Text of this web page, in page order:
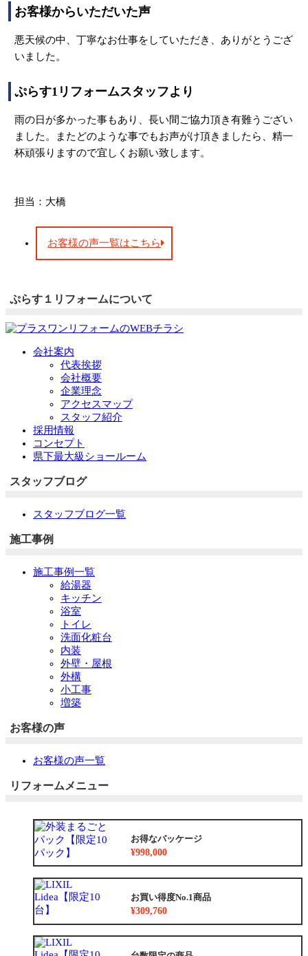
お客様からいただいた声
悪天候の中、丁寧なお仕事をしていただき、ありがとうござ
いました。
ぷらす1リフォームスタッフより
雨の日が多かった事もあり、長い間ご協力頂き有難うござい
ました。またどのような事でもお声がけ頂きましたら、精一
杯頑張りますので宜しくお願い致します。
担当：大橋
お客様の声一覧はこちら
ぷらす１リフォームについて
会社案内
代表挨拶
会社概要
企業理念
アクセスマップ
スタッフ紹介
採用情報
コンセプト
県下最大級ショールーム
スタッフブログ
スタッフブログ一覧
施工事例
施工事例一覧
給湯器
キッチン
浴室
トイレ
洗面化粧台
内装
外壁・屋根
外構
小工事
増築
お客様の声
お客様の声一覧
リフォームメニュー
お得なパッケージ
¥998,000
お買い得度No.1商品
¥309,760